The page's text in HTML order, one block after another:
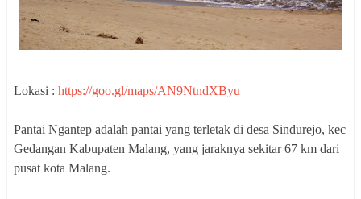
Lokasi : https://goo.gl/maps/AN9NtndXByu
Pantai Ngantep adalah pantai yang terletak di desa Sindurejo, kec
Gedangan Kabupaten Malang, yang jaraknya sekitar 67 km dari
pusat kota Malang.